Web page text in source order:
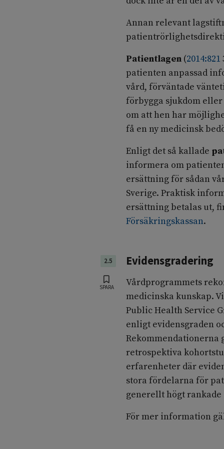
Annan relevant
Patientlagen (2014:821
patienten anpassad
vård, förväntade
förbygga sjukdom
om att hen har
få en ny medicinsk
Enligt det så kallade
informera om
ersättning för sådan
Sverige. Praktisk
ersättning betalas ut,
Försäkringskassan.
2.5 Evidensgradering
SPARA
Vårdprogrammets
medicinska kunskap.
Public Health Service
enligt evidensgraden
Rekommendationerna
retrospektiva
erfarenheter där
stora fördelarna för
generellt högt rankade
För mer information